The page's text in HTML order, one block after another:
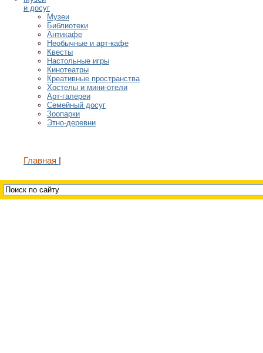
и досуг
Музеи
Библиотеки
Антикафе
Необычные и арт-кафе
Квесты
Настольные игры
Кинотеатры
Креативные пространства
Хостелы и мини-отели
Арт-галереи
Семейный досуг
Зоопарки
Этно-деревни
Главная